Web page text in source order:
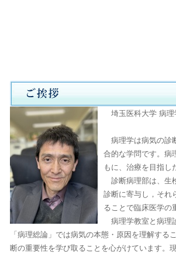
埼玉医科大学 病理
病理学は病気の診
合的な学問です。病
もに、治療を目指し
診断病理部は、生
診断に寄与し，それ
ることで臨床医学の
病理学教室と病理
「病理総論」では病気の本態・原因を理解す
断の重要性を学び取ることを心がけています。